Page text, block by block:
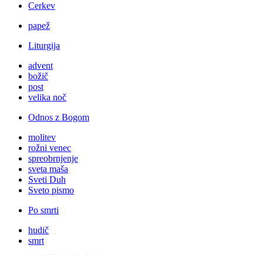
Cerkev
papež
Liturgija
advent
božič
post
velika noč
Odnos z Bogom
molitev
rožni venec
spreobrnjenje
sveta maša
Sveti Duh
Sveto pismo
Po smrti
hudič
smrt